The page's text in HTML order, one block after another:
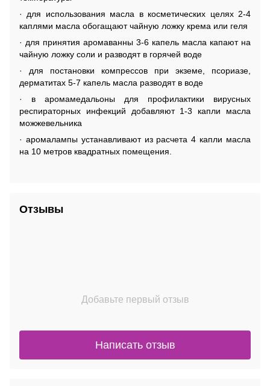
· для использования масла в косметических целях 2-4
каплями масла обогащают чайную ложку крема или геля
· для принятия аромаванны 3-6 капель масла капают на
чайную ложку соли и разводят в горячей воде
· для постановки компрессов при экземе, псориазе,
дерматитах 5-7 капель масла разводят в воде
· в аромамедальоны для профилактики вирусных
респираторных инфекций добавляют 1-3 капли масла
можжевельника
· аромалампы устанавливают из расчета 4 капли масла
на 10 метров квадратных помещения.
Отзывы
Добавьте первый отзыв
Написать отзыв